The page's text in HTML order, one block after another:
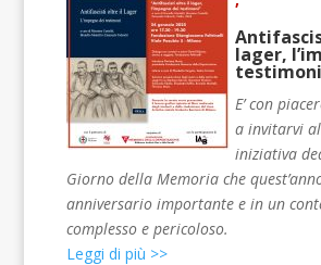
lager,
testimoni
E’ con
a invitarvi
iniziativa
Giorno della Memoria che
anniversario importante e in un
complesso e pericoloso.
Leggi di più >>